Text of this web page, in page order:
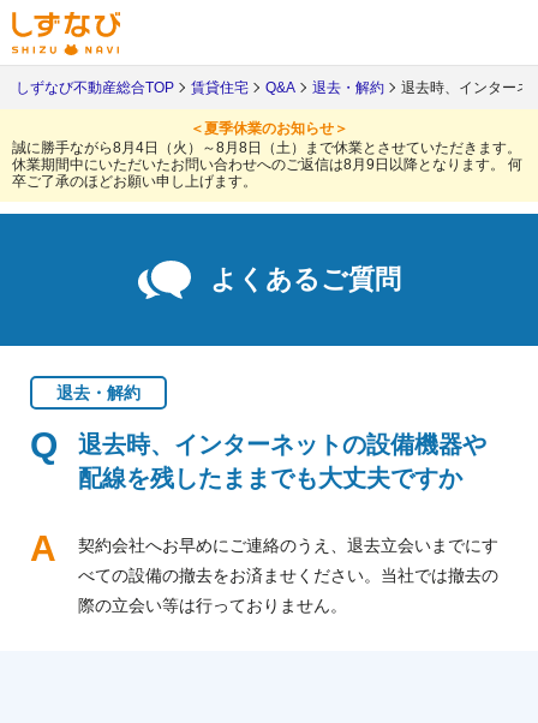
しずなび不動産総合TOP 賃貸住宅 Q&A 退去・解約 退去時、インターネ
＜夏季休業のお知らせ＞
誠に勝手ながら8月4日（火）～8月8日（土）まで休業とさせていただきます。
休業期間中にいただいたお問い合わせへのご返信は8月9日以降となります。
何
卒ご了承のほどお願い申し上げます。
よくあるご質問
退去・解約
退去時、インターネットの設備機器や
配線を残したままでも大丈夫ですか
契約会社へお早めにご連絡のうえ、退去立会いまでにす
べての設備の撤去をお済ませください。当社では撤去の
際の立会い等は行っておりません。